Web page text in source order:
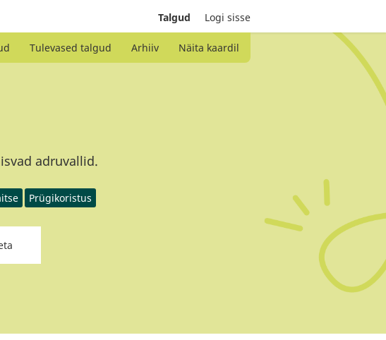
Talgud Logi sisse
Tulevased talgud Arhiiv Näita kaardil
adruvallid.
Prügikoristus